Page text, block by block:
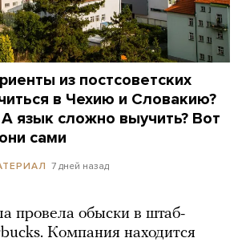
из постсоветских
в Чехию и Словакию?
язык сложно выучить? Вот
сами
7 дней назад
провела обыски в штаб-
Компания находится